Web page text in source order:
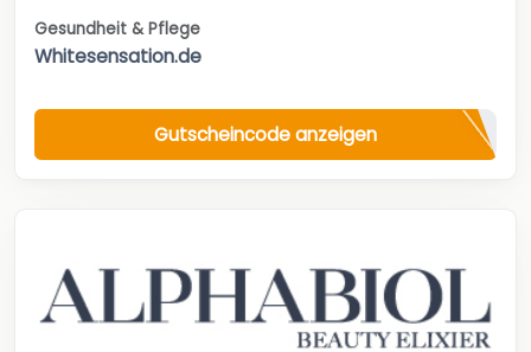
Gesundheit & Pflege
Whitesensation.de
Gutscheincode anzeigen